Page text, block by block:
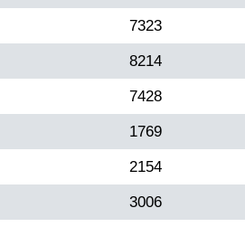
7323
8214
7428
1769
2154
3006